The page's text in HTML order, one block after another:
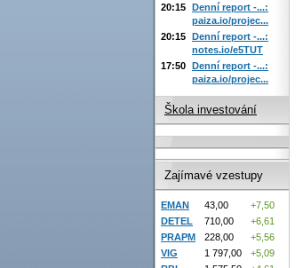
20:15 Denní report -...:
paiza.io/projec...
20:15 Denní report -...:
notes.io/e5TUT
17:50 Denní report -...:
paiza.io/projec...
Škola investování
Zajímavé vzestupy
EMAN 43,00
+7,50
DETEL
710,00
+6,61
PRAPM
228,00
+5,56
VIG
1 797,00
+5,09